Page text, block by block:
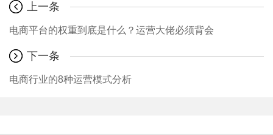
上一条
电商平台的权重到底是什么？运营大佬必须背会
下一条
电商行业的8种运营模式分析